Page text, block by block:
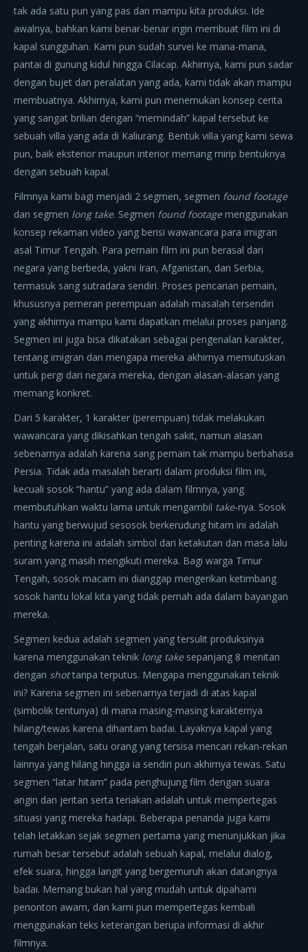
tak ada satu pun yang pas dan mampu kita produksi. Ide
awalnya, bahkan kami benar-benar ingin membuat film ini di
kapal sungguhan. Kami pun sudah survei ke mana-mana,
pantai di gunung kidul hingga Cilacap. Akhirnya, kami pun sadar
dengan bujet dan peralatan yang ada, kami tidak akan mampu
membuatnya. Akhirnya, kami pun menemukan konsep cerita
yang sangat brilian dengan “memindah” kapal tersebut ke
sebuah villa yang ada di Kaliurang. Bentuk villa yang kami sewa
pun, baik eksterior maupun interior memang mirip bentuknya
dengan sebuah kapal.
Filmnya kami bagi menjadi 2 segmen, segmen found footage
dan segmen long take. Segmen found footagemenggunakan
konsep rekaman video yang berisi wawancara para imigran
asal Timur Tengah. Para pemain film ini pun berasal dari
negara yang berbeda, yakni Iran, Afganistan, dan Serbia,
termasuk sang sutradara sendiri. Proses pencarian pemain,
khususnya pemeran perempuan adalah masalah tersendiri
yang akhirnya mampu kami dapatkan melalui proses panjang.
Segmen ini juga bisa dikatakan sebagai pengenalan karakter,
tentang imigran dan mengapa mereka akhirnya memutuskan
untuk pergi dari negara mereka, dengan alasan-alasan yang
memang konkret.
Dari 5 karakter, 1 karakter (perempuan) tidak melakukan
wawancara yang dikisahkan tengah sakit, namun alasan
sebenarnya adalah karena sang pemain tak mampu berbahasa
Persia. Tidak ada masalah berarti dalam produksi film ini,
kecuali sosok “hantu” yang ada dalam filmnya, yang
membutuhkan waktu lama untuk mengambil take-nya. Sosok
hantu yang berwujud sesosok berkerudung hitam ini adalah
penting karena ini adalah simbol dari ketakutan dan masa lalu
suram yang masih mengikuti mereka. Bagi warga Timur
Tengah, sosok macam ini dianggap mengerikan ketimbang
sosok hantu lokal kita yang tidak pernah ada dalam bayangan
mereka.
Segmen kedua adalah segmen yang tersulit produksinya
karena menggunakan teknik long takesepanjang 8 menitan
dengan shottanpa terputus. Mengapa menggunakan teknik
ini? Karena segmen ini sebenarnya terjadi di atas kapal
(simbolik tentunya) di mana masing-masing karakternya
hilang/tewas karena dihantam badai. Layaknya kapal yang
tengah berjalan, satu orang yang tersisa mencari rekan-rekan
lainnya yang hilang hingga ia sendiri pun akhirnya tewas. Satu
segmen “latar hitam” pada penghujung film dengan suara
angin dan jeritan serta teriakan adalah untuk mempertegas
situasi yang mereka hadapi. Beberapa penanda juga kami
telah letakkan sejak segmen pertama yang menunjukkan jika
rumah besar tersebut adalah sebuah kapal, melalui dialog,
efek suara, hingga langit yang bergemuruh akan datangnya
badai. Memang bukan hal yang mudah untuk dipahami
penonton awam, dan kami pun mempertegas kembali
menggunakan teks keterangan berupa informasi di akhir
filmnya.